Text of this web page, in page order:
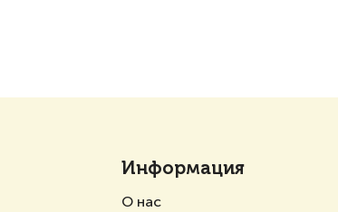
Информация
О нас